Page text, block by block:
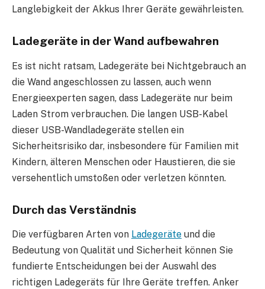
Langlebigkeit der Akkus Ihrer Geräte gewährleisten.
Ladegeräte in der Wand aufbewahren
Es ist nicht ratsam, Ladegeräte bei Nichtgebrauch an
die Wand angeschlossen zu lassen, auch wenn
Energieexperten sagen, dass Ladegeräte nur beim
Laden Strom verbrauchen. Die langen USB-Kabel
dieser USB-Wandladegeräte stellen ein
Sicherheitsrisiko dar, insbesondere für Familien mit
Kindern, älteren Menschen oder Haustieren, die sie
versehentlich umstoßen oder verletzen könnten.
Durch das Verständnis
Die verfügbaren Arten von Ladegeräte und die
Bedeutung von Qualität und Sicherheit können Sie
fundierte Entscheidungen bei der Auswahl des
richtigen Ladegeräts für Ihre Geräte treffen. Anker